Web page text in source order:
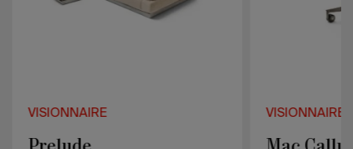
VISIONNAIRE VISIONNAIRE